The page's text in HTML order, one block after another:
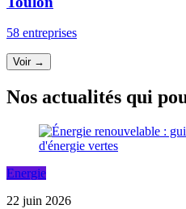
58 entreprises
Voir →
Nos actualités qui
Energie
22 juin 2026